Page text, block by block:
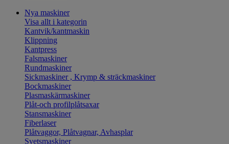
Nya maskiner
Visa allt i kategorin
Kantvik/kantmaskin
Klippning
Kantpress
Falsmaskiner
Rundmaskiner
Sickmaskiner , Krymp & sträckmaskiner
Bockmaskiner
Plasmaskärmaskiner
Plåt-och profilplåtsaxar
Stansmaskiner
Fiberlaser
Plåtvaggor, Plåtvagnar, Avhasplar
Svetsmaskiner